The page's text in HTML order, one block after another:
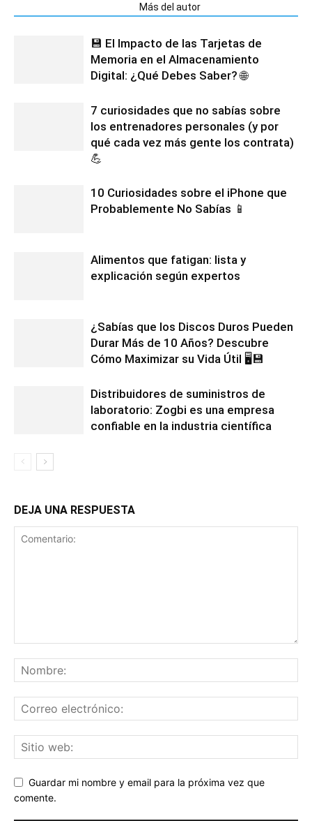
Más del autor
💾 El Impacto de las Tarjetas de
Memoria en el Almacenamiento
Digital: ¿Qué Debes Saber? 🌐
7 curiosidades que no sabías sobre
los entrenadores personales (y por
qué cada vez más gente los contrata)
💪
10 Curiosidades sobre el iPhone que
Probablemente No Sabías 📱
Alimentos que fatigan: lista y
explicación según expertos
¿Sabías que los Discos Duros Pueden
Durar Más de 10 Años? Descubre
Cómo Maximizar su Vida Útil 🖥️💾
Distribuidores de suministros de
laboratorio: Zogbi es una empresa
confiable en la industria científica
DEJA UNA RESPUESTA
Guardar mi nombre y email para la próxima vez que
comente.